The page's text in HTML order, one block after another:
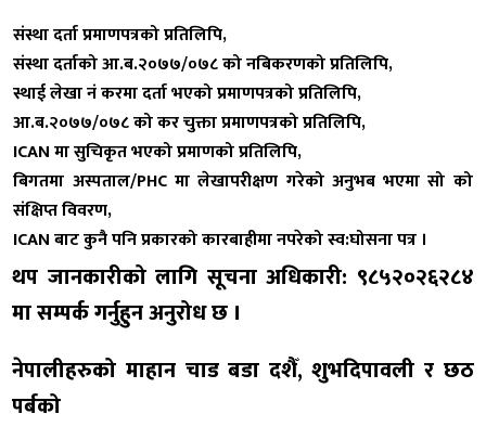
संस्था दर्ता प्रमाणपत्रको प्रतिलिपि,
संस्था दर्ताको आ.ब.२०७७/०७८ को नबिकरणको प्रतिलिपि,
स्थाई लेखा नं करमा दर्ता भएको प्रमाणपत्रको प्रतिलिपि,
आ.ब.२०७७/०७८ को कर चुक्ता प्रमाणपत्रको प्रतिलिपि,
ICAN मा सुचिकृत भएको प्रमाणको प्रतिलिपि,
बिगतमा अस्पताल/PHC मा लेखापरीक्षण गरेको अनुभब भएमा सो को
संक्षिप्त विवरण,
ICAN बाट कुनै पनि प्रकारको कारबाहीमा नपरेको स्व:घोसना पत्र ।
थप जानकारीको लागि सूचना अधिकारी: ९८५२०२६२८४
मा सम्पर्क गर्नुहुन अनुरोध छ ।
नेपालीहरुको माहान चाड बडा दशैँ, शुभदिपावली र छठ
पर्बको